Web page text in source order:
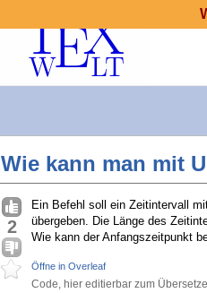
Wie kann man mit
2
Ein Befehl soll ein Zeitintervall
übergeben. Die Länge des
Wie kann der Anfangszeitpunkt
Öffne in Overleaf
Code, hier editierbar zum